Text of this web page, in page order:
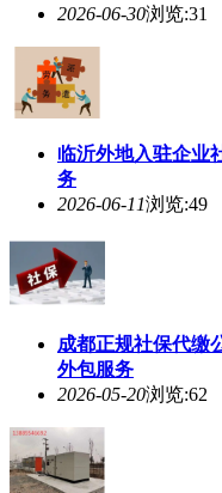
2026-06-30浏览:31
临沂外地入驻企业
务
2026-06-11浏览:49
成都正规社保代缴
外包服务
2026-05-20浏览:62